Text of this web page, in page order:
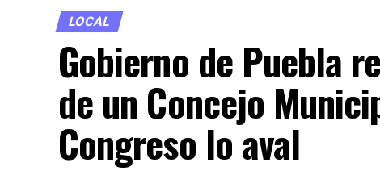
para automovilistas y peatones.
LOCAL
Gobierno de Puebla
de un Concejo
Congreso lo aval